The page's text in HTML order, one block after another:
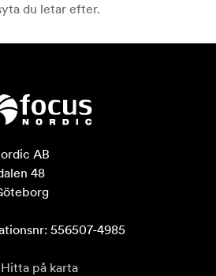
du letar efter.
AB
48
556507-4985
Hitta på karta